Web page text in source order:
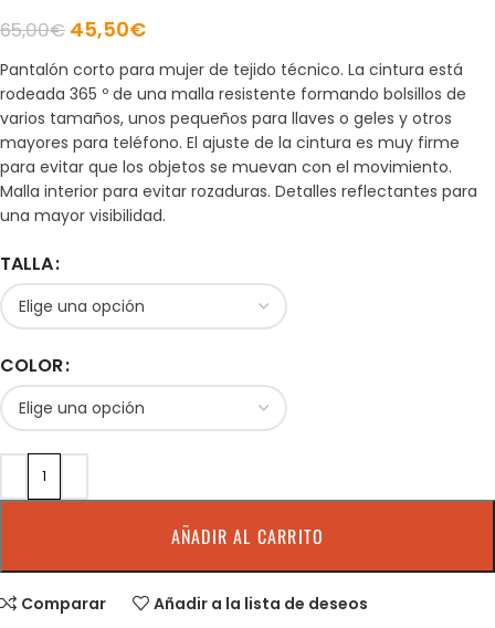
65,00€ 45,50€
Pantalón corto para mujer de tejido técnico. La cintura está
rodeada 365 º de una malla resistente formando bolsillos de
varios tamaños, unos pequeños para llaves o geles y otros
mayores para teléfono. El ajuste de la cintura es muy firme
para evitar que los objetos se muevan con el movimiento.
Malla interior para evitar rozaduras. Detalles reflectantes para
una mayor visibilidad.
TALLA
COLOR
AÑADIR AL CARRITO
Comparar Añadir a la lista de deseos